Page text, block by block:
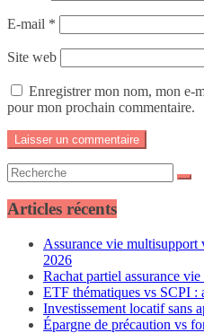
E-mail *
Site web
Enregistrer mon nom, mon e-
pour mon prochain commentaire.
Articles récents
Assurance vie multisupport
2026
Rachat partiel assurance
ETF thématiques vs SCPI
Investissement locatif sans
Épargne de précaution vs